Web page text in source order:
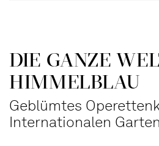
DIE GANZE
HIMMEL­BLAU
Geblümtes
Internationalen